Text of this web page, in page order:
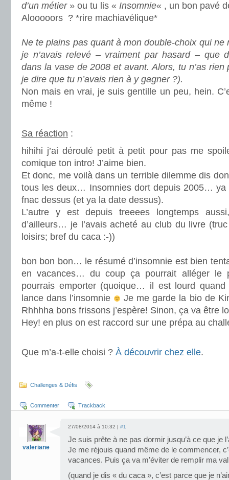
d’un métier» ou tu lis « Insomnie« , un bon pavé
Alooooors ? *rire machiavélique*
Ne te plains pas quant à mon double-choix qui ne
je n’avais relevé – vraiment par hasard – que
dans la vase de 2008 et avant. Alors, tu n’as
je dire que tu n’avais rien à y gagner ?).
Non mais en vrai, je suis gentille un peu, hein.
même !
Sa réaction :
hihihi j’ai déroulé petit à petit pour pas me
comique ton intro! J’aime bien.
Et donc, me voilà dans un terrible dilemme dis
tous les deux… Insomnies dort depuis 2005… ya
fnac dessus (et ya la date dessus).
L’autre y est depuis treeees longtemps
d’ailleurs… je l’avais acheté au club du livre
loisirs; bref du caca :-))
bon bon bon… le résumé d’insomnie est bien
en vacances… du coup ça pourrait alléger le
pourrais emporter (quoique… il est lourd
lance dans l’insomnie
Je me garde la bio de
Rhhhha bons frissons j’espère! Sinon, ça va être
Hey! en plus on est raccord sur une prépa au
Que m’a-t-elle choisi ? À découvrir chez elle.
Challenges & Défis
Commenter Trackback
valeriane
27/08/2014 à 10:32 | #1
Je suis prête à ne pas dormir jusqu’à ce que je
Je me réjouis quand même de le commencer,
vacances. Puis ça va m’éviter de remplir ma
(quand je dis « du caca », c’est parce que je